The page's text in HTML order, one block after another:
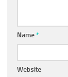
Name*
Website